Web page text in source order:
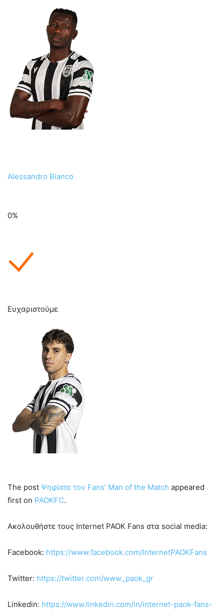
Alessandro Bianco
0%
Ευχαριστούμε
The post Ψηφίστε τον Fans’ Man of the Match appeared
first on PAOKFC.
Ακολουθήστε τους Internet PAOK Fans στα social media:
Facebook: https://www.facebook.com/InternetPAOKFans
Twitter: https://twitter.com/www_paok_gr
Linkedin: https://www.linkedin.com/in/internet-paok-fans-